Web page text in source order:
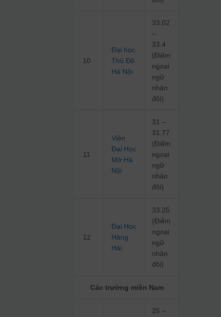
10
Đại học
Thủ Đô
Hà Nội
33.02
–
33.4
(Điểm
ngoại
ngữ
nhân
đôi)
11
Viện
Đại Học
Mở Hà
Nội
31 –
31.77
(Điểm
ngoại
ngữ
nhân
đôi)
12
Đại Học
Hàng
Hải
33.25
(Điểm
ngoại
ngữ
nhân
đôi)
Các trường miền Nam
25 –